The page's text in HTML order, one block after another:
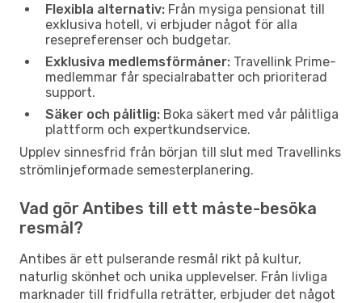
Flexibla alternativ: Från mysiga pensionat till
exklusiva hotell, vi erbjuder något för alla
resepreferenser och budgetar.
Exklusiva medlemsförmåner: Travellink Prime-
medlemmar får specialrabatter och prioriterad
support.
Säker och pålitlig: Boka säkert med vår pålitliga
plattform och expertkundservice.
Upplev sinnesfrid från början till slut med Travellinks
strömlinjeformade semesterplanering.
Vad gör Antibes till ett måste-besöka
resmål?
Antibes är ett pulserande resmål rikt på kultur,
naturlig skönhet och unika upplevelser. Från livliga
marknader till fridfulla reträtter, erbjuder det något